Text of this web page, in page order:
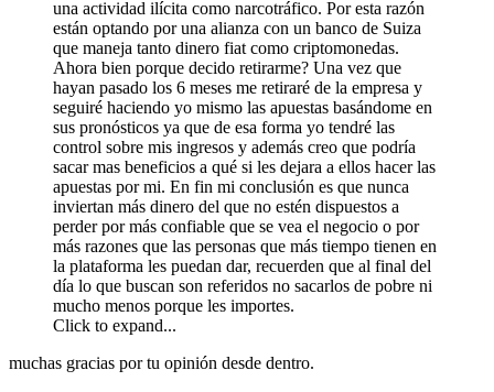
una actividad ilícita como narcotráfico. Por esta razón
están optando por una alianza con un banco de Suiza
que maneja tanto dinero fiat como criptomonedas.
Ahora bien porque decido retirarme? Una vez que
hayan pasado los 6 meses me retiraré de la empresa y
seguiré haciendo yo mismo las apuestas basándome en
sus pronósticos ya que de esa forma yo tendré las
control sobre mis ingresos y además creo que podría
sacar mas beneficios a qué si les dejara a ellos hacer las
apuestas por mi. En fin mi conclusión es que nunca
inviertan más dinero del que no estén dispuestos a
perder por más confiable que se vea el negocio o por
más razones que las personas que más tiempo tienen en
la plataforma les puedan dar, recuerden que al final del
día lo que buscan son referidos no sacarlos de pobre ni
mucho menos porque les importes.
Click to expand...
muchas gracias por tu opinión desde dentro.